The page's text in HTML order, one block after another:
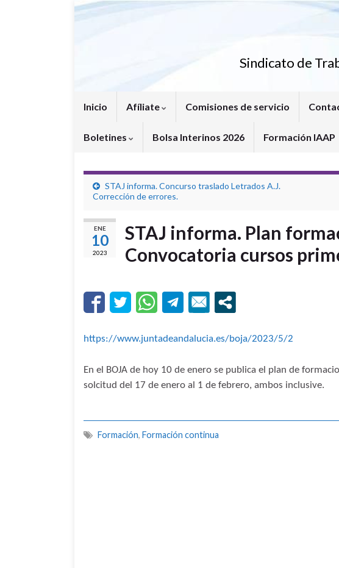
Sindicato de
Inicio Afíliate Comisiones de servicio
Boletines Bolsa Interinos 2026 Formación IAAP
STAJ informa. Concurso traslado Letrados A.J.
Corrección de errores.
ENE
10
2023
STAJ informa. Plan
Convocatoria cursos
https://www.juntadeandalucia.es/boja/2023/5/2
En el BOJA de hoy 10 de enero se publica el plan de
solcitud del 17 de enero al 1 de febrero, ambos inclusive.
Formación, Formación continua